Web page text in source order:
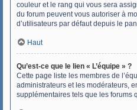
couleur et le rang qui vous sera
du forum peuvent vous autoriser à
d’utilisateurs par défaut depuis le
Haut
Qu’est-ce que le lien « L’équipe » ?
Cette page liste les membres de
administrateurs et les modérateurs,
supplémentaires tels que les forums